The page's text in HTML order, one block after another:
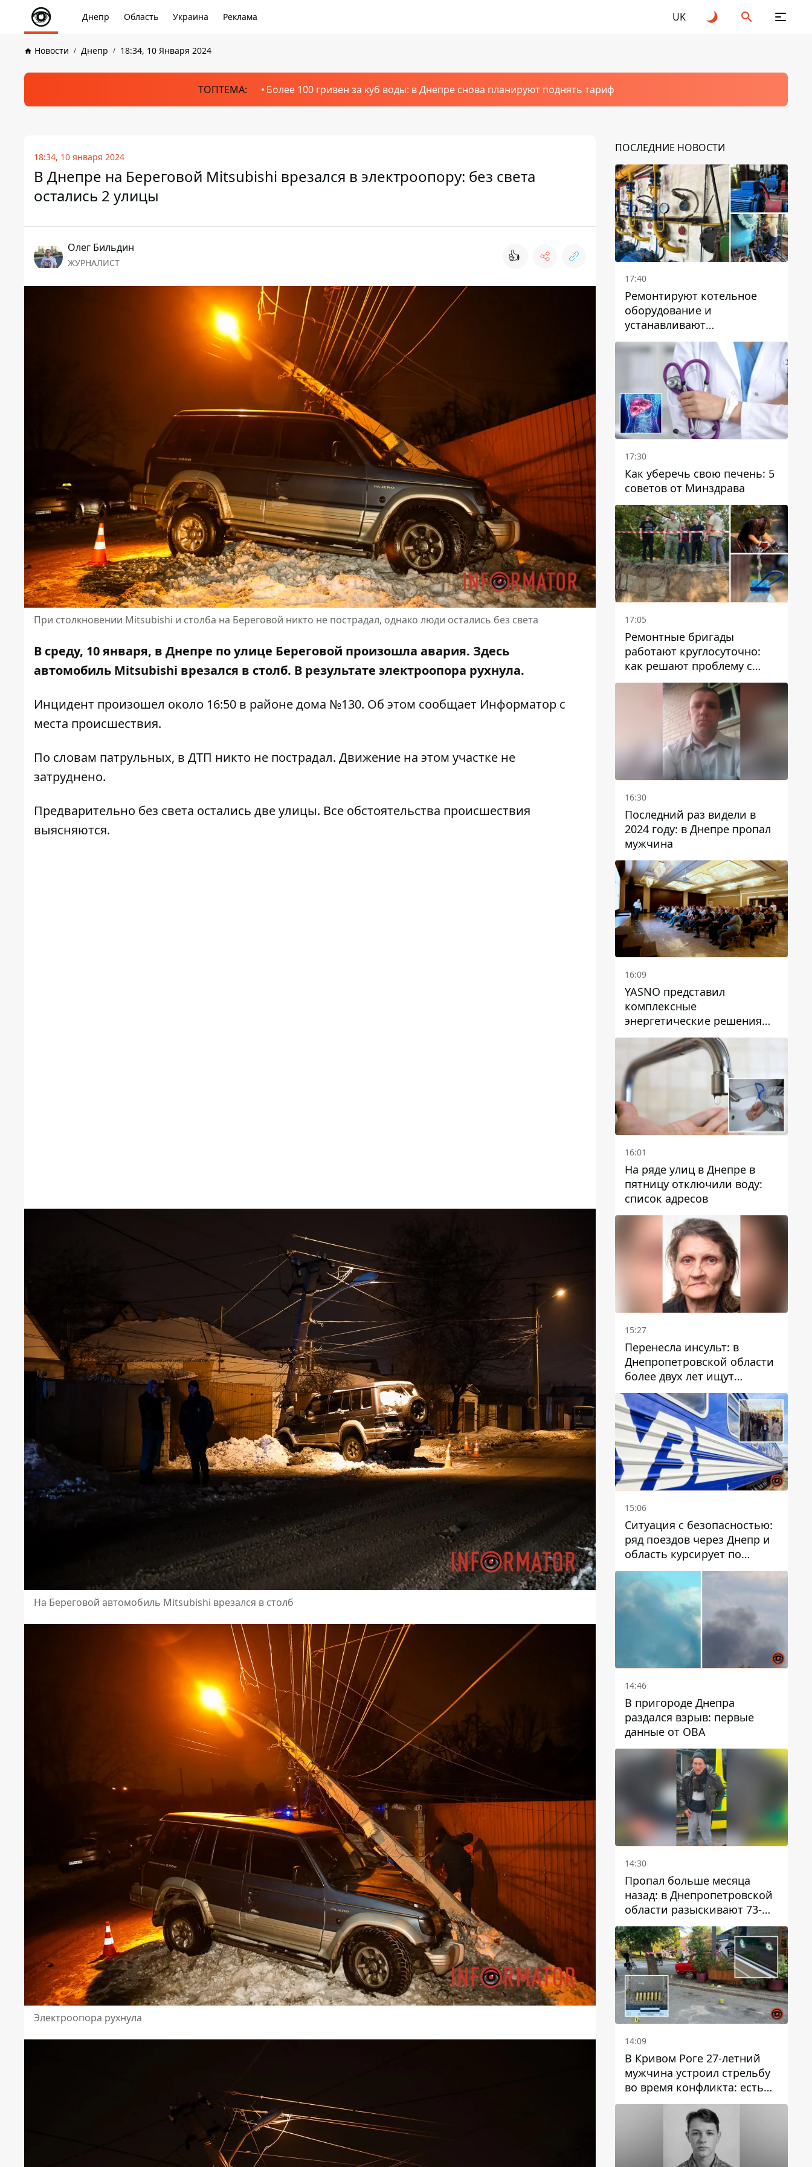
Днепр Область Украина Реклама UK
Новости Днепр 18:34, 10 Января 2024
ТОПТЕМА: Более 100 гривен за куб воды: в Днепре снова планируют поднять тариф
18:34, 10 января 2024
В Днепре на Береговой Mitsubishi врезался в электроопору: без света
остались 2 улицы
Олег Бильдин
ЖУРНАЛИСТ 👍
При столкновении Mitsubishi и столба на Береговой никто не пострадал, однако люди остались без света
В среду, 10 января, в Днепре по улице Береговой произошла авария. Здесь
автомобиль Mitsubishi врезался в столб. В результате электроопора рухнула.
Инцидент произошел около 16:50 в районе дома №130. Об этом сообщает Информатор с
места происшествия.
По словам патрульных, в ДТП никто не пострадал. Движение на этом участке не
затруднено.
Предварительно без света остались две улицы. Все обстоятельства происшествия
выясняются.
На Береговой автомобиль Mitsubishi врезался в столб
Электроопора рухнула
ПОСЛЕДНИЕ НОВОСТИ
17:40
Ремонтируют котельное
оборудование и
устанавливают
генераторные установки:
как в Днепре готовятся к
отопительному сезону
17:30
Как уберечь свою печень: 5
советов от Минздрава
17:05
Ремонтные бригады
работают круглосуточно:
как решают проблему с
водой в Марганецкой
громаде
16:30
Последний раз видели в
2024 году: в Днепре пропал
мужчина
16:09
YASNO представил
комплексные
энергетические решения
для бизнеса в Днепре
16:01
На ряде улиц в Днепре в
пятницу отключили воду:
список адресов
15:27
Перенесла инсульт: в
Днепропетровской области
более двух лет ищут
пропавшую женщину
15:06
Ситуация с безопасностью:
ряд поездов через Днепр и
область курсирует по
измененному маршруту, а
часть пути заменили
автобусами и электричками
14:46
В пригороде Днепра
раздался взрыв: первые
данные от ОВА
14:30
Пропал больше месяца
назад: в Днепропетровской
области разыскивают 73-
летнего мужчину
14:09
В Кривом Роге 27-летний
мужчина устроил стрельбу
во время конфликта: есть
раненый